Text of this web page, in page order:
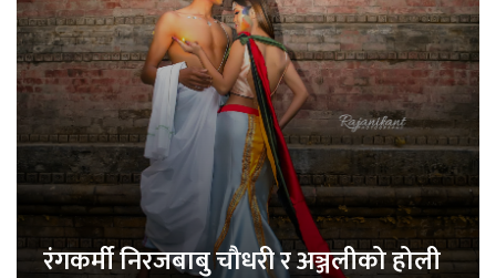
रंगकर्मी निरजबाबु चौधरी र अञ्जलीको होली